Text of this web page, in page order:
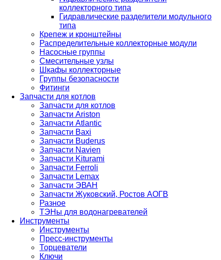
коллекторного типа
Гидравлические разделители модульного
типа
Крепеж и кронштейны
Распределительные коллекторные модули
Насосные группы
Смесительные узлы
Шкафы коллекторные
Группы безопасности
Фитинги
Запчасти для котлов
Запчасти для котлов
Запчасти Ariston
Запчасти Atlantic
Запчасти Baxi
Запчасти Buderus
Запчасти Navien
Запчасти Kiturami
Запчасти Ferroli
Запчасти Lemax
Запчасти ЭВАН
Запчасти Жуковский, Ростов АОГВ
Разное
ТЭНы для водонагревателей
Инструменты
Инструменты
Пресс-инструменты
Торцеватели
Ключи